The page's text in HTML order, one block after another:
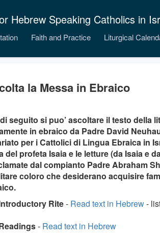
Hebrew Speaking Catholics in
Faith and Practice Liturgical
la Messa in Ebraico
seguito si puo’ ascoltare il testo della
in ebraico da Padre David
per i Cattolici di Lingua Ebraica in
del profeta Isaia e le letture (da Isaia e
dal compianto Padre Abraham
coloro che desiderano acquisire
Rite- Read text in Hebrew-
- Read text in Hebrew